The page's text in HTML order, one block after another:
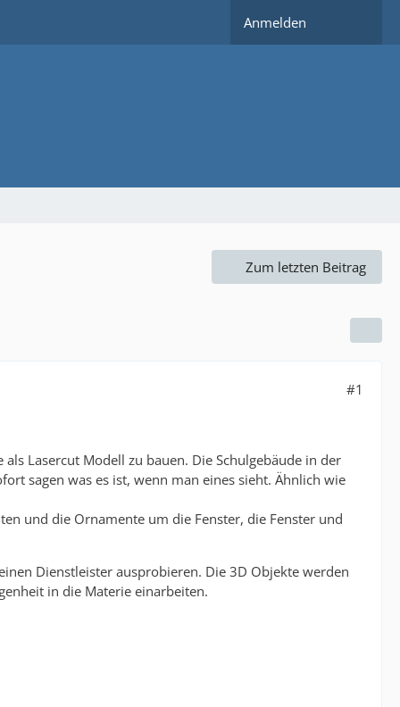
Anmelden
Zum letzten Beitrag
#1
Lasercut Modell zu bauen. Die Schulgebäude in der
sagen was es ist, wenn man eines sieht. Ähnlich wie
und die Ornamente um die Fenster, die Fenster und
Dienstleister ausprobieren. Die 3D Objekte werden
in die Materie einarbeiten.